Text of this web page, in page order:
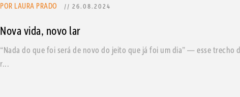
POR LAURA PRADO // 26.08.2024
Nova vida, novo lar
“Nada do que foi será de novo do jeito que já foi um dia” — esse trecho
r...